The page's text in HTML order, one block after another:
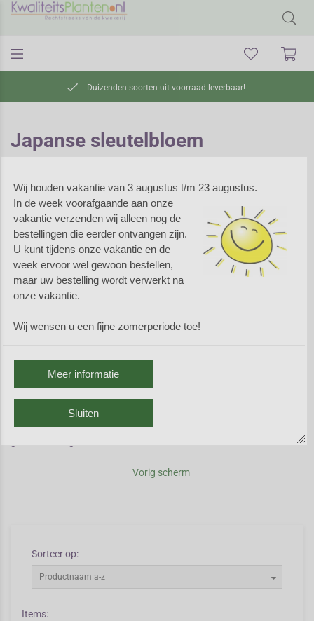
Duizenden soorten uit voorraad leverbaar!
Japanse sleutelbloem
Japanse
sleutelbloem
Japanse sleutelbloem kent
enkele mooie soorten. De
planten hebben groot blad en
staan graag in de
halfschaduw in normale tot
maar dan moet de grond echt vochtig zijn, bijvoorbeeld bij de vijver.
elkaar plant.
Staat de Japanse sleutelbloem die u zoekt hier niet onder? Kijk dan
eens bij het botanische geslachtPrimula
Vorig scherm
Sorteer op:
Productnaam a-z
Items:
Wij houden vakantie van 3 augustus t/m 23 augustus.
In de week voorafgaande aan onze
vakantie verzenden wij alleen nog de
bestellingen die eerder ontvangen zijn.
U kunt tijdens onze vakantie en de
week ervoor wel gewoon bestellen,
maar uw bestelling wordt verwerkt na
onze vakantie.
Wij wensen u een fijne zomerperiode toe!
Meer informatie
Sluiten